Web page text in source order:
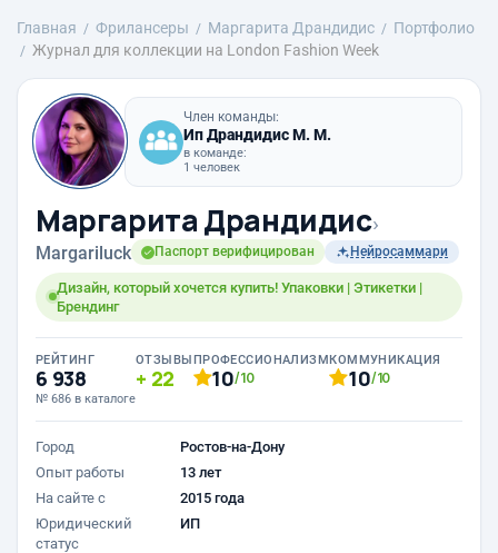
Главная Фрилансеры Маргарита Драндидис
Портфолио
Журнал для коллекции на London Fashion Week
Член команды:
Ип Драндидис М. М.
в команде:
1 человек
Маргарита Драндидис›
Margariluck Паспорт верифицирован Нейросаммари
Дизайн, который хочется купить! Упаковки | Этикетки |
Брендинг
РЕЙТИНГ
6 938
№ 686 в каталоге
ОТЗЫВЫ
22
ПРОФЕССИОНАЛИЗМ
10/10
КОММУНИКАЦИЯ
10/10
Город
Ростов-на-Дону
Опыт работы
13 лет
На сайте с
2015 года
Юридический
статус
ИП